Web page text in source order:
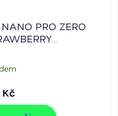
NANO PRO ZERO
Kč